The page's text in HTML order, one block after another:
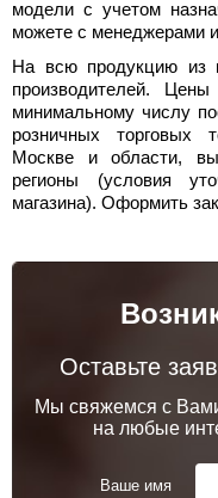
модели с учетом
можете с менеджерами
На всю продукцию из
производителей.
минимальному числу
розничных торговых
Москве и области,
регионы (условия
магазина). Оформить
Оставьте
Мы свяжемся с
на любые
Ваше имя